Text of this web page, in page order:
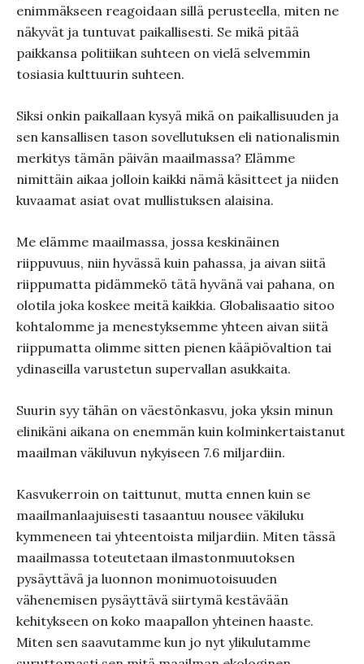
enimmäkseen reagoidaan sillä perusteella, miten ne
näkyvät ja tuntuvat paikallisesti. Se mikä pitää
paikkansa politiikan suhteen on vielä selvemmin
tosiasia kulttuurin suhteen.
Siksi onkin paikallaan kysyä mikä on paikallisuuden ja
sen kansallisen tason sovellutuksen eli nationalismin
merkitys tämän päivän maailmassa? Elämme
nimittäin aikaa jolloin kaikki nämä käsitteet ja niiden
kuvaamat asiat ovat mullistuksen alaisina.
Me elämme maailmassa, jossa keskinäinen
riippuvuus, niin hyvässä kuin pahassa, ja aivan siitä
riippumatta pidämmekö tätä hyvänä vai pahana, on
olotila joka koskee meitä kaikkia. Globalisaatio sitoo
kohtalomme ja menestyksemme yhteen aivan siitä
riippumatta olimme sitten pienen kääpiövaltion tai
ydinaseilla varustetun supervallan asukkaita.
Suurin syy tähän on väestönkasvu, joka yksin minun
elinikäni aikana on enemmän kuin kolminkertaistanut
maailman väkiluvun nykyiseen 7.6 miljardiin.
Kasvukerroin on taittunut, mutta ennen kuin se
maailmanlaajuisesti tasaantuu nousee väkiluku
kymmeneen tai yhteentoista miljardiin. Miten tässä
maailmassa toteutetaan ilmastonmuutoksen
pysäyttävä ja luonnon monimuotoisuuden
vähenemisen pysäyttävä siirtymä kestävään
kehitykseen on koko maapallon yhteinen haaste.
Miten sen saavutamme kun jo nyt ylikulutamme